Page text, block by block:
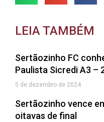
LEIA TAMBÉM
Sertãozinho FC
Paulista Sicredi A3 –
5 de dezembro de 2024
Sertãozinho vence
oitavas de final